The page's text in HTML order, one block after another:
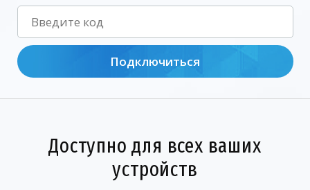
Подключиться
Доступно для всех ваших
устройств